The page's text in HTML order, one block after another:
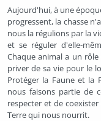
Aujourd'hui, à une
progressent, la chasse
nous la régulions par la
et se réguler d'elle-
Chaque animal a un
priver de sa vie pour le
Protéger la Faune et la
nous faisons partie de
respecter et de
Terre qui nous nourrit.